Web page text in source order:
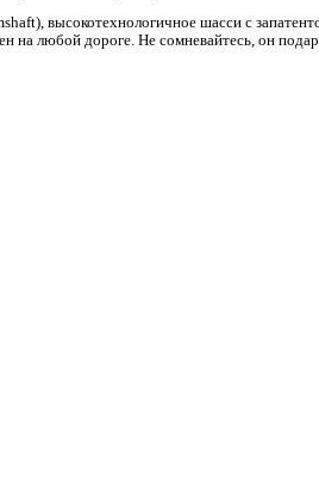
высокотехнологичное шасси с
на любой дороге. Не сомневайтесь, он